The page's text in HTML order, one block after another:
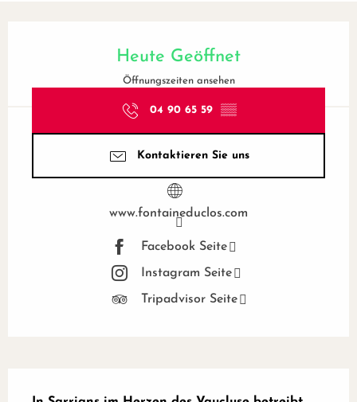
Heute Geöffnet
Öffnungszeiten ansehen
04 90 65 59 ▒▒
Kontaktieren Sie uns
www.fontaineduclos.com
Facebook Seite
Instagram Seite
Tripadvisor Seite